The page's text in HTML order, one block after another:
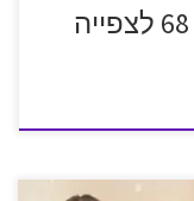
האח הגדול עונה 16 פרק 68 לצפייה